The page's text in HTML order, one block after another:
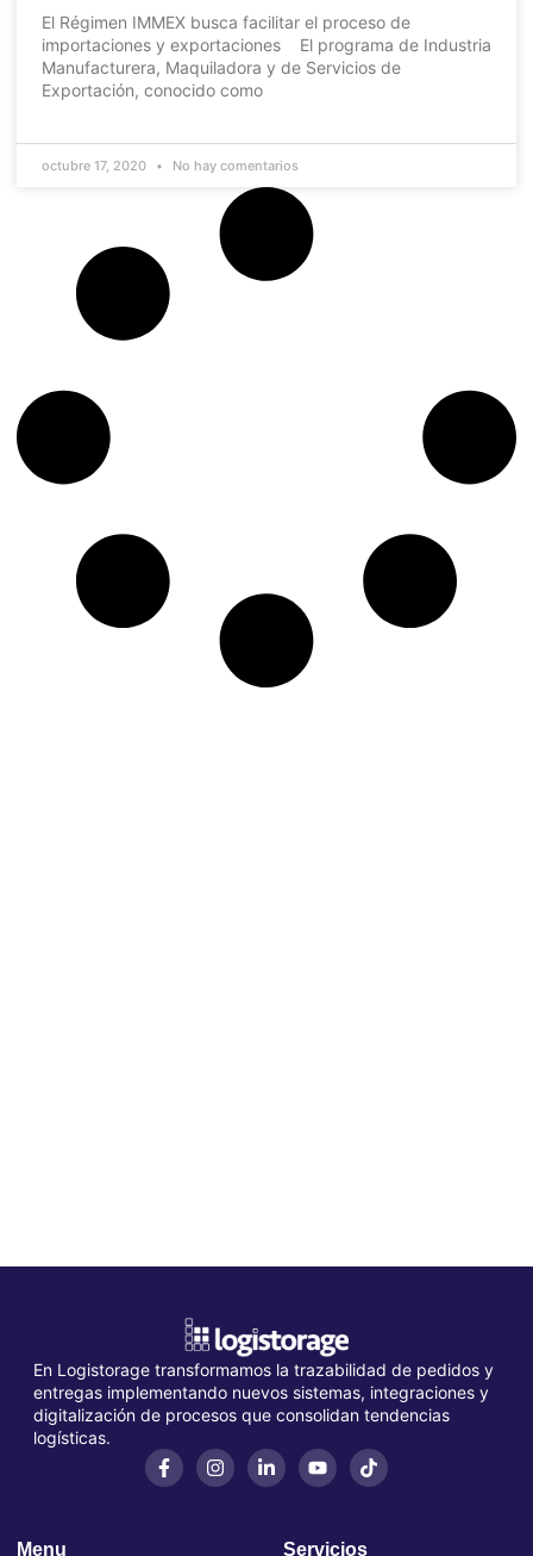
El Régimen IMMEX busca facilitar el proceso de
importaciones y exportaciones El programa de Industria
Manufacturera, Maquiladora y de Servicios de
Exportación, conocido como
octubre 17, 2020 No hay comentarios
En Logistorage transformamos la trazabilidad de pedidos y
entregas implementando nuevos sistemas, integraciones y
digitalización de procesos que consolidan tendencias
logísticas.
Menu Servicios